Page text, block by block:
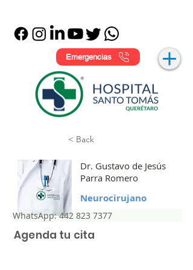
Emergencias
< Back
Dr. Gustavo de Jesús
Parra Romero
Neurocirujano
WhatsApp: 442 823 7377
Agenda tu cita